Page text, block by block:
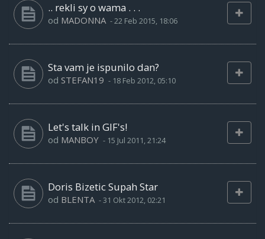
.. rekli sy o wama . . .
od MADONNA -22 Feb 2015, 18:06
Sta vam je ispunilo dan?
od STEFAN19 - 18 Feb 2012, 05:10
Let's talk in GIF's!
od MANBOY - 15 Jul 2011, 21:24
Doris Bizetic Supah Star
od BLENTA -31 Okt 2012, 02:21